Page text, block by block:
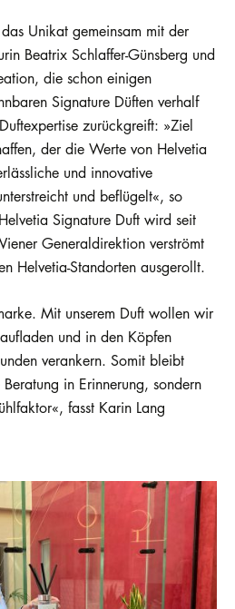
Unikat gemeinsam mit der
Beatrix Schlaffer-Günsberg und
die schon einigen
Signature Düften verhalf
zurückgreift: »Ziel
der die Werte von Helvetia
und innovative
und beflügelt«, so
Signature Duft wird seit
Generaldirektion verströmt
Helvetia-Standorten ausgerollt.
Mit unserem Duft wollen wir
und in den Köpfen
verankern. Somit bleibt
in Erinnerung, sondern
fasst Karin Lang